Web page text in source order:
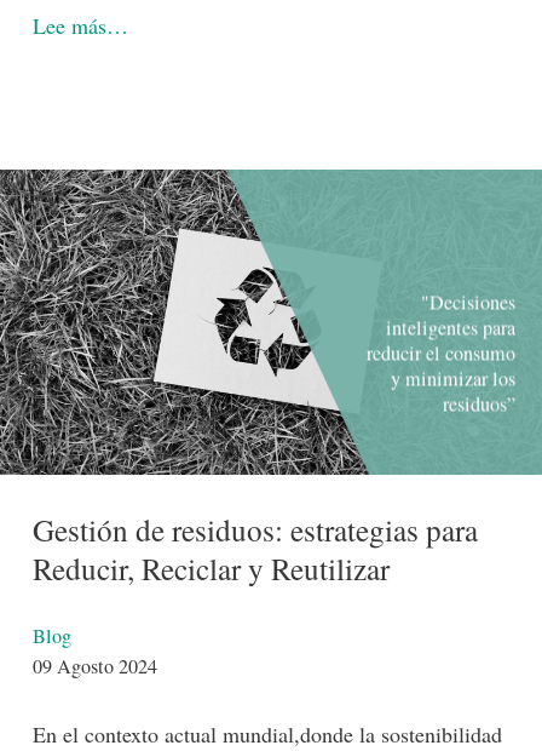
Lee más…
"Decisiones
inteligentes para
reducir el consumo
y minimizar los
residuos”
Gestión de residuos: estrategias para
Reducir, Reciclar y Reutilizar
DetallesBlog
09 Agosto 2024
En el contexto actual mundial,donde la sostenibilidad